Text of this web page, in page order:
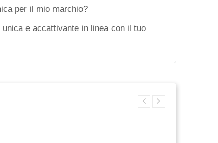
per il mio marchio?
e accattivante in linea con il tuo